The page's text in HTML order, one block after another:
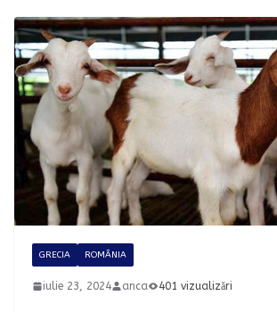
GRECIA ROMÂNIA
iulie 23, 2024 anca 401 vizualizări